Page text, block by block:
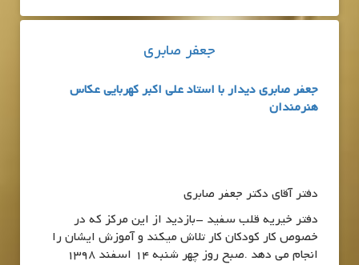
جعفر صابری
جعفر صابری دیدار با استاد علی اکبر کهربایی عکاس
هنرمندان
دفتر آقای دکتر جعفر صابری
دفتر خیریه قلب سفید -بازدید از این مرکز که در
خصوص کار کودکان کار تلاش میکند و آموزش ایشان را
انجام می دهد .صبح روز چهر شنبه 14 اسفند 1398